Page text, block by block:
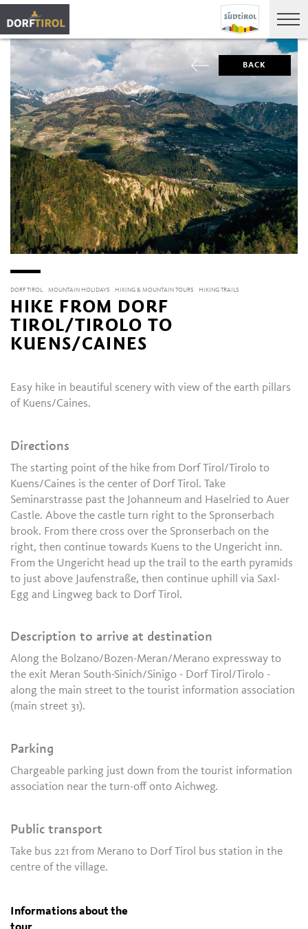
BACK
DORF TIROL MOUNTAIN HOLIDAYS HIKING & MOUNTAIN TOURS HIKING TRAILS
HIKE FROM DORF
TIROL/TIROLO TO
KUENS/CAINES
Easy hike in beautiful scenery with view of the earth pillars
of Kuens/Caines.
Directions
The starting point of the hike from Dorf Tirol/Tirolo to
Kuens/Caines is the center of Dorf Tirol. Take
Seminarstrasse past the Johanneum and Haselried to Auer
Castle. Above the castle turn right to the Spronserbach
brook. From there cross over the Spronserbach on the
right, then continue towards Kuens to the Ungericht inn.
From the Ungericht head up the trail to the earth pyramids
to just above Jaufenstraße, then continue uphill via Saxl-
Egg and Lingweg back to Dorf Tirol.
Description to arrive at destination
Along the Bolzano/Bozen-Meran/Merano expressway to
the exit Meran South-Sinich/Sinigo - Dorf Tirol/Tirolo -
along the main street to the tourist information association
(main street 31).
Parking
Chargeable parking just down from the tourist information
association near the turn-off onto Aichweg.
Public transport
Take bus 221 from Merano to Dorf Tirol bus station in the
centre of the village.
Informations about the